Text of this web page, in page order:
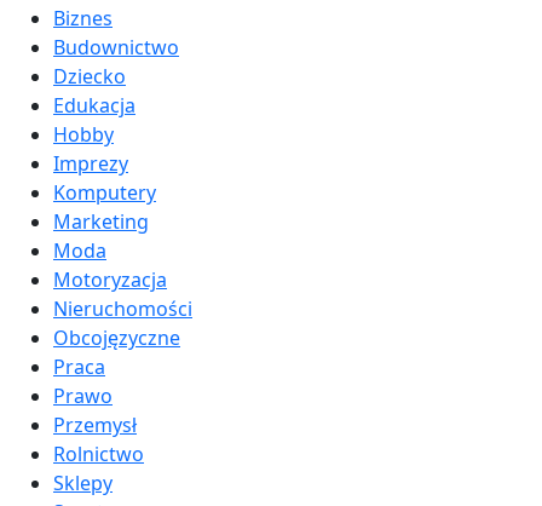
Biznes
Budownictwo
Dziecko
Edukacja
Hobby
Imprezy
Komputery
Marketing
Moda
Motoryzacja
Nieruchomości
Obcojęzyczne
Praca
Prawo
Przemysł
Rolnictwo
Sklepy